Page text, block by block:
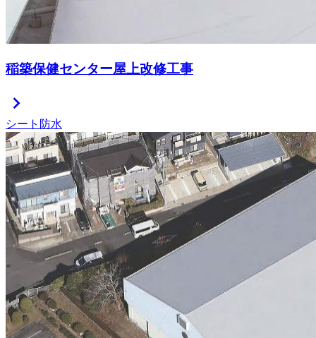
稲築保健センター屋上改修工事
chevron_right
シート防水